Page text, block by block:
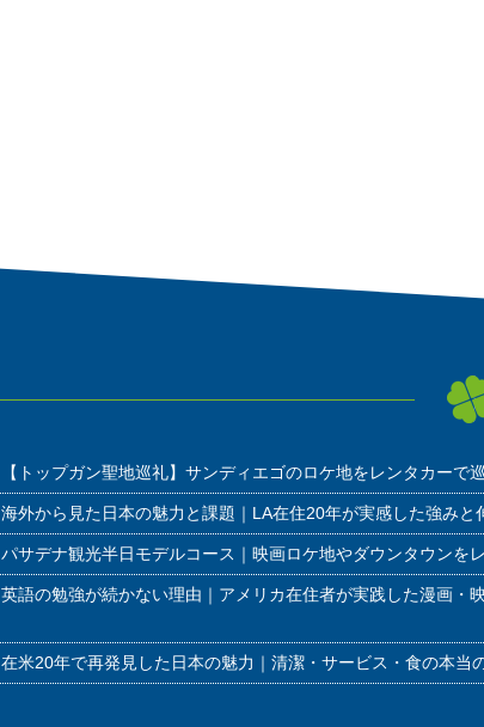
【トップガン聖地巡礼】サンディエゴのロケ地をレンタカーで
海外から見た日本の魅力と課題｜LA在住20年が実感した強みと
パサデナ観光半日モデルコース｜映画ロケ地やダウンタウンを
英語の勉強が続かない理由｜アメリカ在住者が実践した漫画・
在米20年で再発見した日本の魅力｜清潔・サービス・食の本当